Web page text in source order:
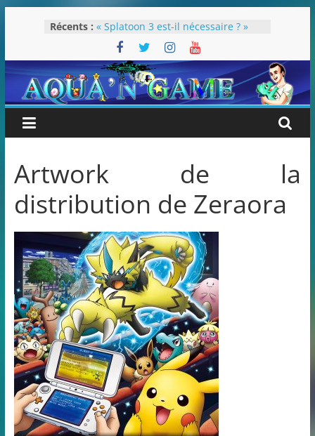
Récents : « Splatoon 3 est-il nécessaire ? »
« Dans les coulisses des JV Harry
Potter »
Pokémon Écarlate : ceci est une
révolution (ou pas) !
Attentes 2023
Rétrospective 2022
Artwork de la
distribution de Zeraora